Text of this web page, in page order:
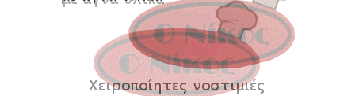
Πανιώνια Εκπομπή: Έπεσε η αυλαία της
σεζόν με όλη την επικαι...
August 04, 2026
ΕΠΙΚΑΙΡΟΤΗΤΑ
LIVE η Πανιώνια Εκπομπή!